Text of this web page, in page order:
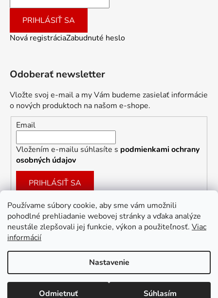
Používame súbory cookie, aby sme vám umožnili
pohodlné prehliadanie webovej stránky a vďaka analýze
neustále zlepšovali jej funkcie, výkon a použiteľnosť. Viac
informácií
Nastavenie
Odmietnuť Súhlasím
PRIHLÁSIŤ SA
Nová registráciaZabudnuté heslo
Odoberať newsletter
Vložte svoj e-mail a my Vám budeme zasielať informácie
o nových produktoch na našom e-shope.
Email
Vložením e-mailu súhlasíte s podmienkami ochrany
osobných údajov
PRIHLÁSIŤ SA
Facebook
Vytvoril Shoptet
Zľava 10 % na prvý
nákup?
ÁNO Nie